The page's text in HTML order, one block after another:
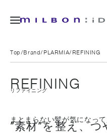
Top Brand PLARMIA REFINING
REFINING
リファイニング
まとまらない髪が気になっ
”素材”を整え、